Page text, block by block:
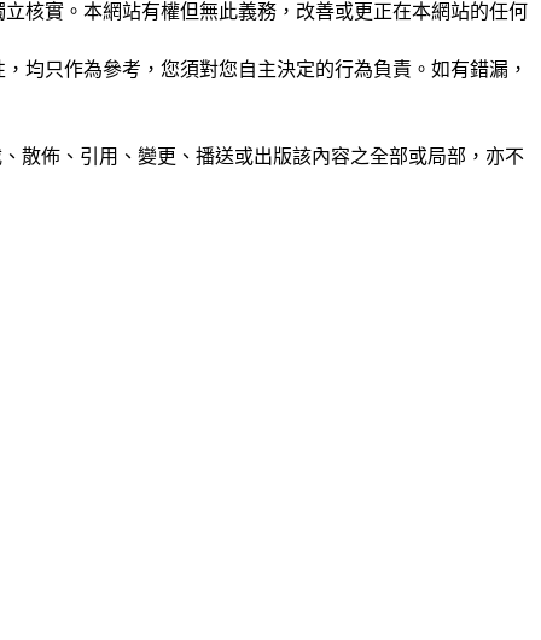
核實。本網站有權但無此義務，改善或更正在本網站的任何
均只作為參考，您須對您自主決定的行為負責。如有錯漏，
散佈、引用、變更、播送或出版該內容之全部或局部，亦不